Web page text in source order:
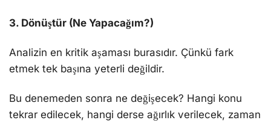
3. Dönüştür (Ne Yapacağım?)
Analizin en kritik aşaması burasıdır. Çünkü fark
etmek tek başına yeterli değildir.
Bu denemeden sonra ne değişecek? Hangi konu
tekrar edilecek, hangi derse ağırlık verilecek, zaman